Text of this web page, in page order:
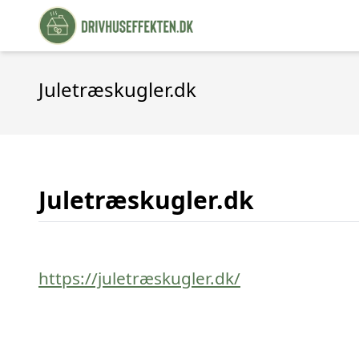
Juletræskugler.dk
Juletræskugler.dk
https://juletræskugler.dk/